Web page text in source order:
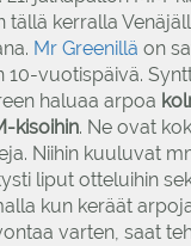
tällä kerralla
Mr Greenillä on
10-vuotispäivä.
haluaa arpoa
kisoihin. Ne ovat
Niihin kuuluvat
liput otteluihin
kun keräät
varten, saat